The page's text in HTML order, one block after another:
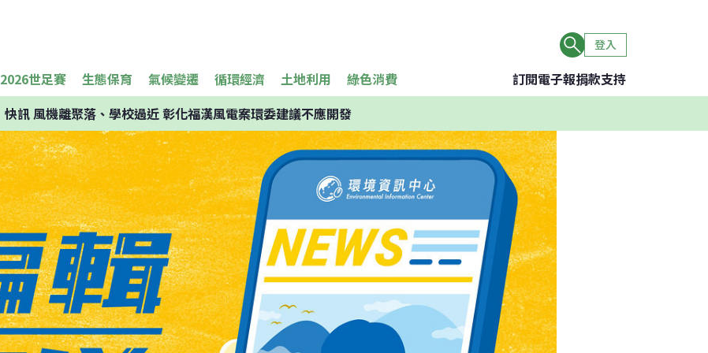
登入
2026世足賽 生態保育 氣候變遷 循環經濟 土地利用 綠色消費 訂閱電子報捐款支持
快訊風機離聚落、學校過近 彰化福漢風電案環委建議不應開發